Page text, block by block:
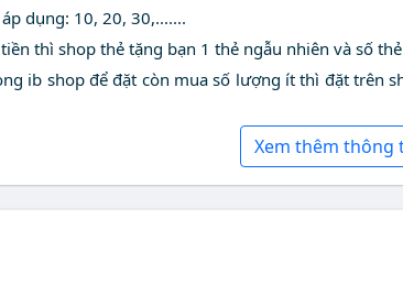
dụng: 10, 20, 30,.......
thì shop thẻ tặng bạn 1 thẻ ngẫu nhiên và số
ib shop để đặt còn mua số lượng ít thì đặt trên
Xem thêm thông